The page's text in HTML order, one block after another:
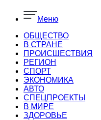
Меню
ОБЩЕСТВО
В СТРАНЕ
ПРОИСШЕСТВИЯ
РЕГИОН
CПОРТ
ЭКОНОМИКА
АВТО
СПЕЦПРОЕКТЫ
В МИРЕ
ЗДОРОВЬЕ